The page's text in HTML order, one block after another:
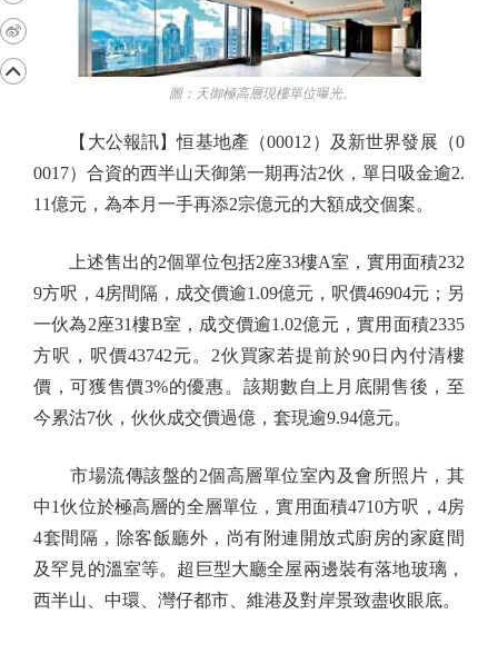
圖：天御極高層現樓單位曝光。
【大公報訊】恒基地產（00012）及新世界發展（0
0017）合資的西半山天御第一期再沽2伙，單日吸金逾2.
11億元，為本月一手再添2宗億元的大額成交個案。
上述售出的2個單位包括2座33樓A室，實用面積232
9方呎，4房間隔，成交價逾1.09億元，呎價46904元；另
一伙為2座31樓B室，成交價逾1.02億元，實用面積2335
方呎，呎價43742元。2伙買家若提前於90日內付清樓
價，可獲售價3%的優惠。該期數自上月底開售後，至
今累沽7伙，伙伙成交價過億，套現逾9.94億元。
市場流傳該盤的2個高層單位室內及會所照片，其
中1伙位於極高層的全層單位，實用面積4710方呎，4房
4套間隔，除客飯廳外，尚有附連開放式廚房的家庭間
及罕見的溫室等。超巨型大廳全屋兩邊裝有落地玻璃，
西半山、中環、灣仔都市、維港及對岸景致盡收眼底。